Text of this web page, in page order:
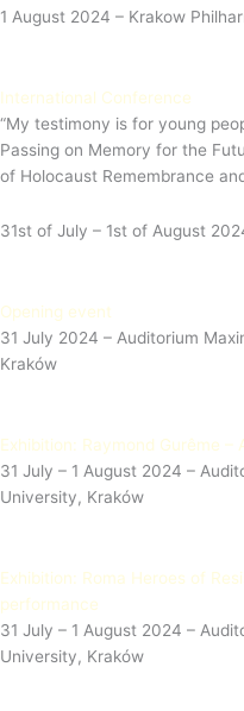
1 August 2024 – Krakow
International Conference
“My testimony is for young
Passing on Memory for the
of Holocaust Remembrance
31st of July – 1st of August
Opening event
31 July 2024 – Auditorium
Kraków
Exhibition: Raymond Gurême
31 July – 1 August 2024 –
University, Kraków
Exhibition: Roma Heroes of
performance
31 July – 1 August 2024 –
University, Kraków